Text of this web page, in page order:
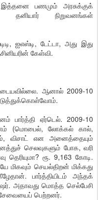
இத்தனை பணமும் அரசுக்குக்
தனியார் நிறுவனங்கள்
ஐஎஸ்டி, டேட்டா, அது இது
கேள்வி.
ஆனால் 2009-10
பார்த்தி ஏர்டெல். 2009-10
(மொபைல், லோக்கல் கால்,
விசாட் என அனைத்தையும்
செலவுகளும் போக, வரி
ரூ. 9,163 கோடி.
மிகவும் செயல்திறன் மிக்கது
பார்த்தியிடம் அந்தக்
அதாவது மொத்த செல்பேசி
சேவையைப் பெற்றனர்.